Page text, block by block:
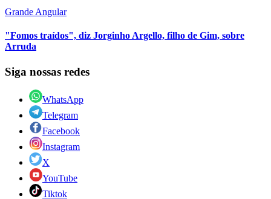
Grande Angular
"Fomos traídos", diz Jorginho Argello, filho de Gim, sobre
Arruda
Siga nossas redes
WhatsApp
Telegram
Facebook
Instagram
X
YouTube
Tiktok